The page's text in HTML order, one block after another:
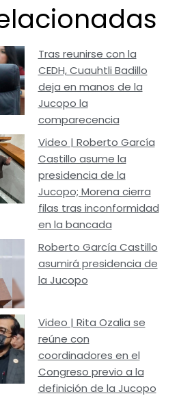
Tras reunirse con la
CEDH, Cuauhtli Badillo
deja en manos de la
Jucopo la
comparecencia
Video | Roberto García
Castillo asume la
presidencia de la
Jucopo; Morena cierra
filas tras inconformidad
en la bancada
Roberto García Castillo
asumirá presidencia de
la Jucopo
Video | Rita Ozalia se
reúne con
coordinadores en el
Congreso previo a la
definición de la Jucopo